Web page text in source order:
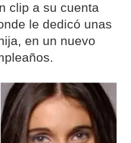
clip a su cuenta
le dedicó unas
en un nuevo